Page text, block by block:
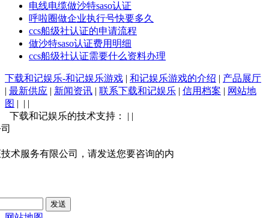
电线电缆做沙特saso认证
呼啦圈做企业执行号快要多久
ccs船级社认证的申请流程
做沙特saso认证费用明细
ccs船级社认证需要什么资料办理
下载和记娱乐-和记娱乐游戏 | 和记娱乐游戏的介绍 | 产品展厅
| 最新供应 | 新闻资讯 | 联系下载和记娱乐 | 信用档案 | 网站地
图 | | |
下载和记娱乐的技术支持： | |
术服务有限公司，请发送您要咨询的内